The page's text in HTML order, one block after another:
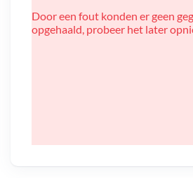
Door een fout konden er geen
opgehaald, probeer het later